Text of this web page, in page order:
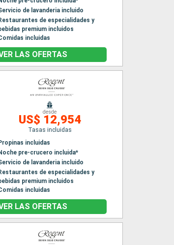
de lavanderia incluido
de especialidades y
premium incluidos
incluidas
LAS OFERTAS
desde
US$ 12,954
Tasas incluidas
incluidas
pre-crucero incluida*
de lavanderia incluido
de especialidades y
premium incluidos
incluidas
LAS OFERTAS